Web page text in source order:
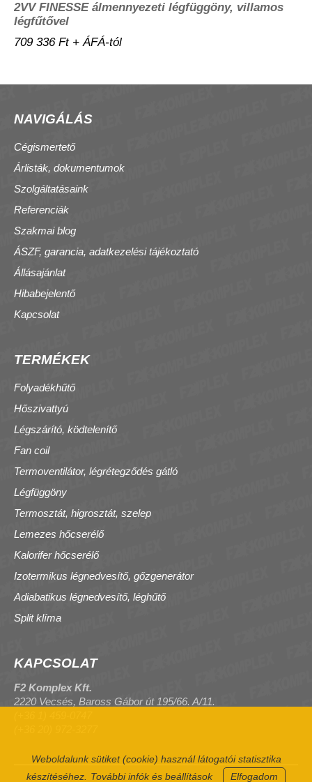
Weboldalunk sütiket (cookie) használ látogatói statisztika
készítéséhez.
További infók és beállítások Elfogadom
2VV FINESSE álmennyezeti légfüggöny, villamos
légfűtővel
709 336 Ft + ÁFÁ-tól
NAVIGÁLÁS
Cégismertető
Árlisták, dokumentumok
Szolgáltatásaink
Referenciák
Szakmai blog
ÁSZF, garancia, adatkezelési tájékoztató
Állásajánlat
Hibabejelentő
Kapcsolat
TERMÉKEK
Folyadékhűtő
Hőszivattyú
Légszárító, ködtelenítő
Fan coil
Termoventilátor, légrétegződés gátló
Légfüggöny
Termosztát, higrosztát, szelep
Lemezes hőcserélő
Kalorifer hőcserélő
Izotermikus légnedvesítő, gőzgenerátor
Adiabatikus légnedvesítő, léghűtő
Split klíma
KAPCSOLAT
F2 Komplex Kft.
2220 Vecsés, Baross Gábor út 195/66. A/11.